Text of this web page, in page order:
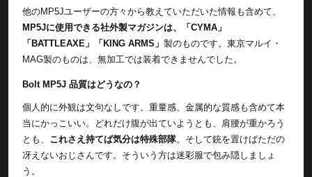
他のMP5Jユーザーの方々から教えていただいた情報も含めて、
MP5Jに使用できる社外製マガジンは、「CYMA」
「BATTLEAXE」「KING ARMS」 製のものです。東京マルイ・
MAG製のものは、無加工では装着できませんでした。
Bolt MP5J 品質はどうなの？
個人的に外観は文句なしです。重量感、金属的な質感も含めて本
当にかっこいい。どれだけ腹が出ていようとも、肩腰が重かろう
とも、 これさえ持てば気分は特殊部隊。そして銃を置けばただの
冴えないおじさんです。そういう方は迷彩服で包み隠しましょ
う。